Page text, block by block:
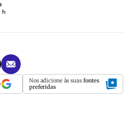
h
Nos adicione às suas fontes
preferidas